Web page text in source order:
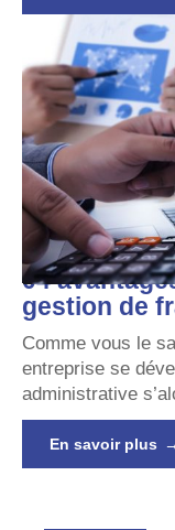
04
gestion de
Comme vous le
entreprise se
administrative
En savoir plus